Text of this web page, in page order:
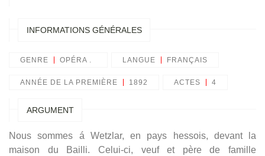
INFORMATIONS GÉNÉRALES
GENRE OPÉRA . LANGUE FRANÇAIS
ANNÉE DE LA PREMIÈRE 1892 ACTES 4
ARGUMENT
Nous sommes á Wetzlar, en pays hessois, devant la
maison du Bailli. Celui-ci, veuf et père de famille